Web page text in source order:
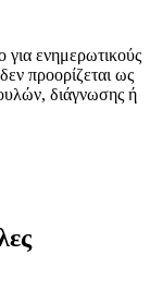
για ενημερωτικούς
προορίζεται ως
διάγνωσης ή